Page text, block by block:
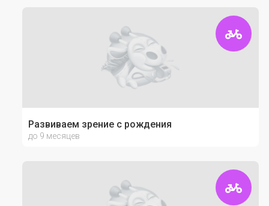
Развиваем зрение с рождения
до 9 месяцев